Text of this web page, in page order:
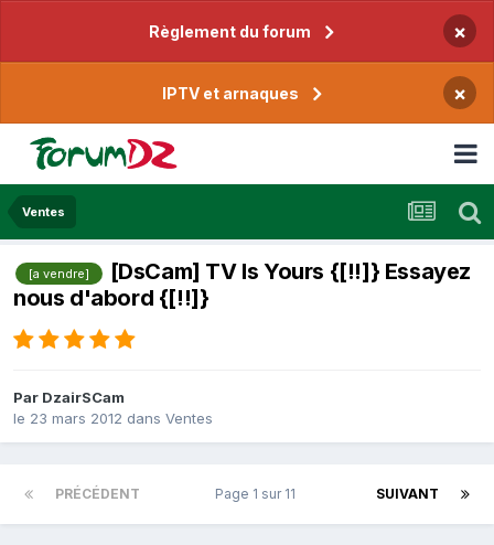
Règlement du forum ×
IPTV et arnaques ×
Ventes
[a vendre]
[DsCam] TV Is Yours {[!!]} Essayez
nous d'abord {[!!]}
Par DzairSCam
le 23 mars 2012 dans Ventes
PRÉCÉDENT SUIVANT
Page 1 sur 11